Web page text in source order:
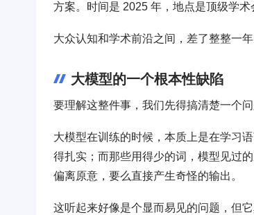
方案。时间是 2025 年，地点是顶级学
大众认知和学术前沿之间，差了整整一
大模型的一个根本性缺陷
要理解这整件事，我们先得搞清楚一个
大模型在训练的时候，本质上是在学习
得扎实；而那些用得少的词，模型见过
偏离原意，要么直接产生奇怪的输出。
这听起来好像是个显而易见的问题，但